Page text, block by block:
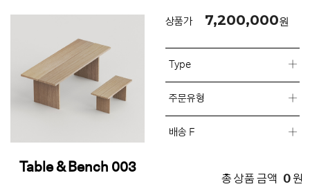
Table & Bench 003
상품가 7,200,000원
Type
주문유형
배송 F
총 상품 금액 0 원